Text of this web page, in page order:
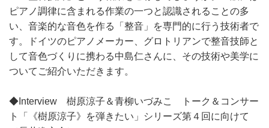
ピアノ調律に含まれる作業の一つと認識されることの多
い、音楽的な音色を作る「整音」を専門的に行う技術者で
す。ドイツのピアノメーカー、グロトリアンで整音技師と
して音色づくりに携わる中島仁さんに、その技術や美学に
ついてご紹介いただきます。
◆Interview 樹原涼子＆青柳いづみこ トーク＆コンサー
ト「《樹原涼子》を弾きたい」シリーズ第４回に向けて